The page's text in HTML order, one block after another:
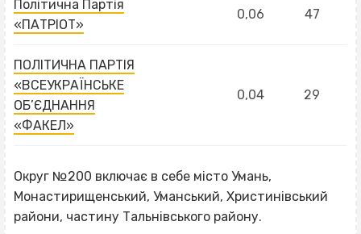
Політична Партія
«ПАТРІОТ»
0,06 47
ПОЛІТИЧНА ПАРТІЯ
«ВСЕУКРАЇНСЬКЕ
ОБ’ЄДНАННЯ
«ФАКЕЛ»
0,04 29
Округ №200 включає в себе місто Умань,
Монастирищенський, Уманський, Христинівський
райони, частину Тальнівського району.